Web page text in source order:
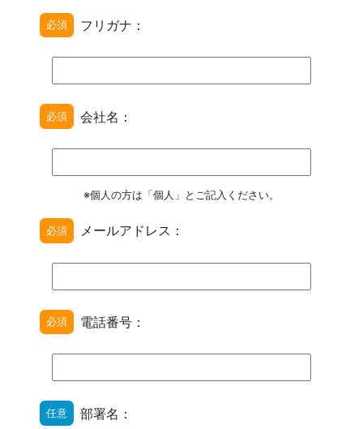
必須 フリガナ：
必須 会社名：
※個人の方は「個人」とご記入ください。
必須 メールアドレス：
必須 電話番号：
任意 部署名：